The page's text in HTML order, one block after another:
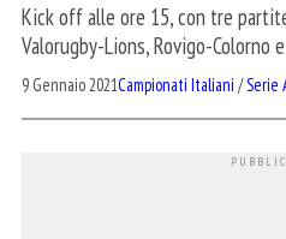
Kick off alle ore 15, con tre
Valorugby-Lions, Rovigo-Colorno
9 Gennaio 2021Campionati Italiani /Serie